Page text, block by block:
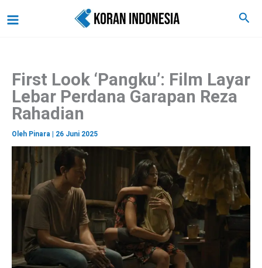
ke
Cari
First Look ‘Pangku’: Film Layar
Lebar Perdana Garapan Reza
Rahadian
Oleh Pinara 26 Juni 2025
a